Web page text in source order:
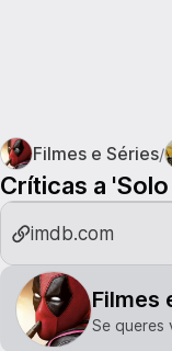
Filmes e Séries/
Críticas a
imdb.com
Filmes
Se queres